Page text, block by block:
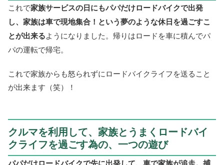
これで家族サービスの日にもパパだけロードバイクで出発
し、家族は車で現地集合！という夢のような休日を過ごすこ
とが出来るようになりました。帰りはロードを車に積んでパ
パの運転で帰宅。
これで家族からも怒られずにロードバイクライフを送ること
が出来ます（笑）！
クルマを利用して、家族とうまくロードバイ
クライフを過ごす為の、一つの遊び